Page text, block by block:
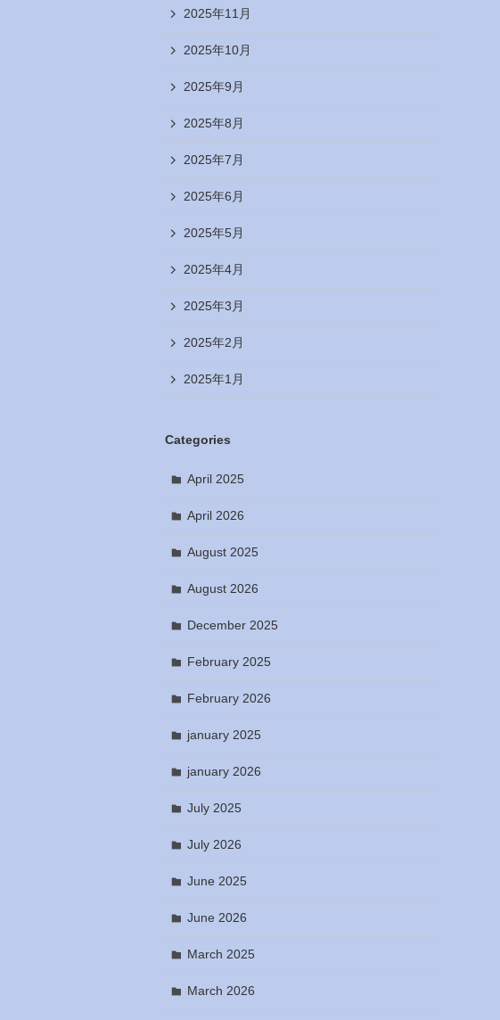
2025年11月
2025年10月
2025年9月
2025年8月
2025年7月
2025年6月
2025年5月
2025年4月
2025年3月
2025年2月
2025年1月
Categories
April 2025
April 2026
August 2025
August 2026
December 2025
February 2025
February 2026
january 2025
january 2026
July 2025
July 2026
June 2025
June 2026
March 2025
March 2026